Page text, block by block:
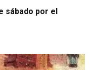
sábado por el